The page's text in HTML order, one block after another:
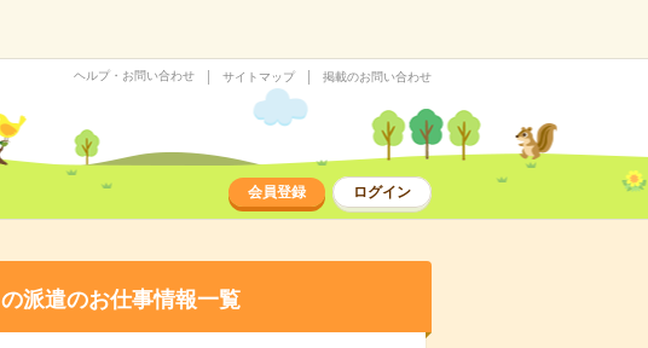
ヘルプ・お問い合わせ サイトマップ 掲載のお問い合わせ
会員登録 ログイン
の派遣のお仕事情報一覧